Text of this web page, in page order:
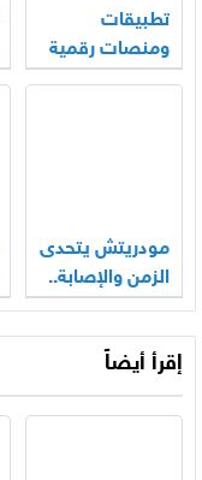
تطبيقات
ومنصات رقمية
شائعة بين
مودريتش يتحدى
الزمن والإصابة..
هل يكتب
الفصل الأخير
في أسطورته
المونديالية؟
إقرأ أيضاً